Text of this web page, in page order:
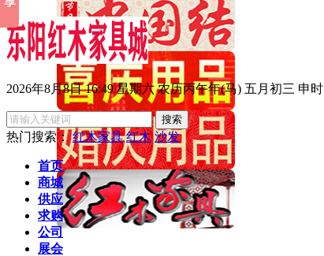
2026年8月8日 16:49 星期六 农历丙午年(马) 五月初三 申时
热门搜索：红木家具 红木 沙发
首页
商城
供应
求购
公司
展会